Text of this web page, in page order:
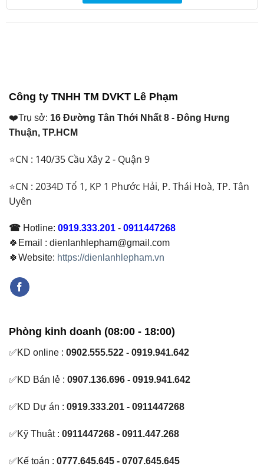
Công ty TNHH TM DVKT Lê Phạm
❤️Trụ sở: 16 Đường Tân Thới Nhất 8 - Đông Hưng
Thuận, TP.HCM
⭐CN : 140/35 Cầu Xây 2 - Quận 9
⭐CN : 2034D Tổ 1, KP 1 Phước Hải, P. Thái Hoà, TP. Tân
Uyên
☎ Hotline: 0919.333.201 - 0911447268
🍀Email : dienlanhlepham@gmail.com
🍀Website: https://dienlanhlepham.vn
Phòng kinh doanh (08:00 - 18:00)
✅KD online : 0902.555.522 - 0919.941.642
✅KD Bán lẻ : 0907.136.696 - 0919.941.642
✅KD Dự án : 0919.333.201 - 0911447268
✅Kỹ Thuật : 0911447268 - 0911.447.268
✅Kế toán : 0777.645.645 - 0707.645.645